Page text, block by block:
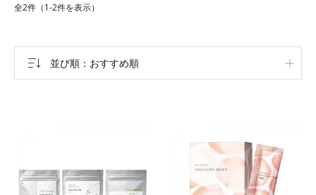
全2件（1-2件を表示）
並び順 おすすめ順